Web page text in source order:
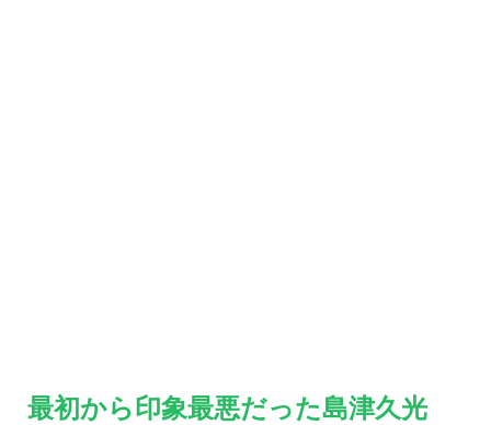
最初から印象最悪だった島津久光